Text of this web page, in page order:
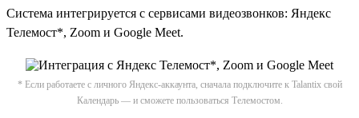
Система интегрируется c сервисами видеозвонков: Яндекс
Телемост*, Zoom и Google Meet.
* Если работаете с личного Яндекс-аккаунта, сначала подключите к Talantix свой
Календарь — и сможете пользоваться Телемостом.